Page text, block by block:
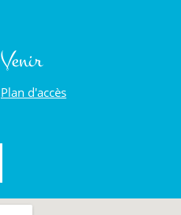
Venir
Plan d'accès